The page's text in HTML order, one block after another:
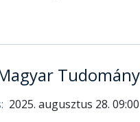
2025. augusztus 28. 09:00